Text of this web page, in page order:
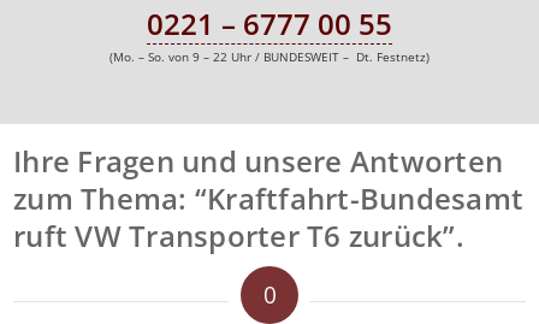
0221 – 6777 00 55
(Mo. – So. von 9 – 22 Uhr / BUNDESWEIT – Dt. Festnetz)
Ihre Fragen und unsere Antworten
zum Thema: “Kraftfahrt-Bundesamt
ruft VW Transporter T6 zurück”.
0